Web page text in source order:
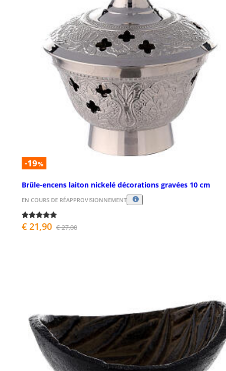
-19%
Brûle-encens laiton nickelé décorations gravées 10 cm
EN COURS DE RÉAPPROVISIONNEMENT
€ 21,90 € 27,00